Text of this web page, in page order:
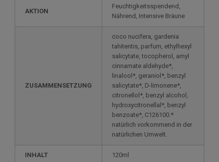
AKTION
Feuchtigkeitsspendend,
Nährend, Intensive Bräune
ZUSAMMENSETZUNG
coco nucifera, gardenia
tahitentis, parfum, ethylhexyl
salicytate, tocopherol, amyl
cinnamate aldehyde*,
linalool*, geraniol*, benzyl
salicytate*, D-limonene*,
citronellol*, benzyl alcohol,
hydroxycitronellal*, benzyl
benzoate*, C126100.*
natürlich vorkommend in der
natürlichen Umwelt.
INHALT 120ml